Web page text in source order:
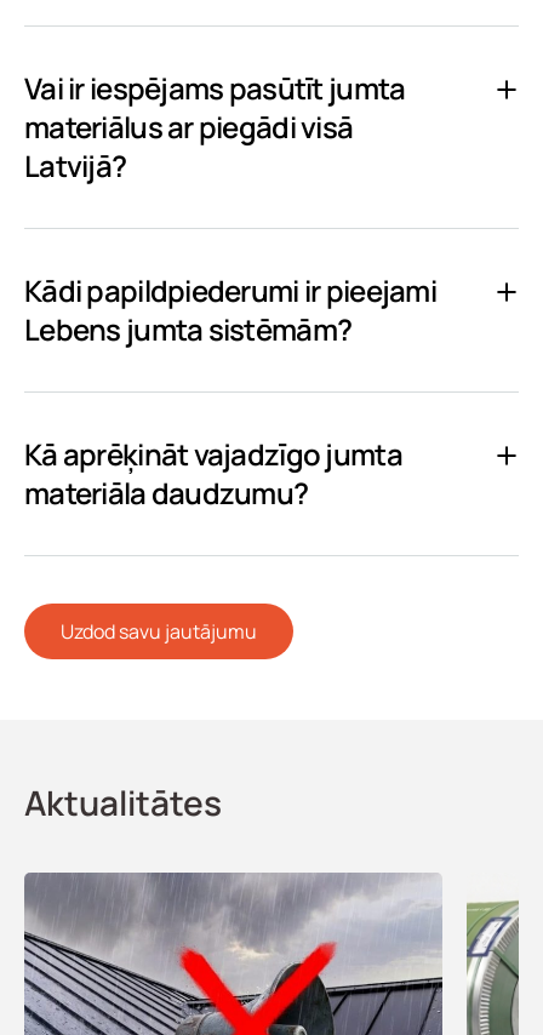
Uzdod savu jautājumu
Vai ir iespējams pasūtīt jumta
materiālus ar piegādi visā
Latvijā?
Kādi papildpiederumi ir pieejami
Lebens jumta sistēmām?
Kā aprēķināt vajadzīgo jumta
materiāla daudzumu?
Aktualitātes